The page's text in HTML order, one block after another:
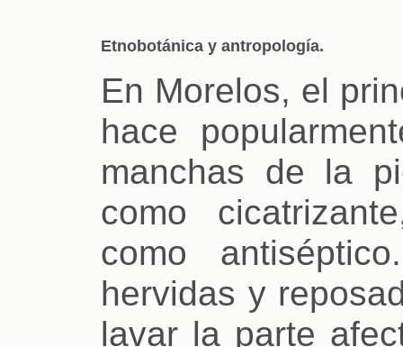
Etnobotánica y antropología.
En Morelos, el
hace
manchas de la
como
como
hervidas y
lavar la parte